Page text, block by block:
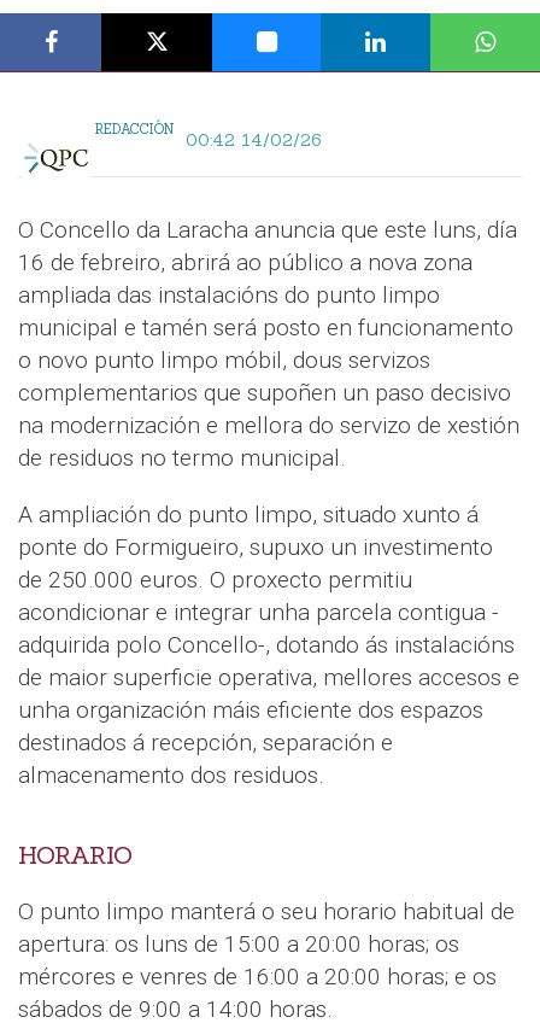
REDACCIÓN 00:42 14/02/26
O Concello da Laracha anuncia que este luns, día
16 de febreiro, abrirá ao público a nova zona
ampliada das instalacións do punto limpo
municipal e tamén será posto en funcionamento
o novo punto limpo móbil, dous servizos
complementarios que supoñen un paso decisivo
na modernización e mellora do servizo de xestión
de residuos no termo municipal.
A ampliación do punto limpo, situado xunto á
ponte do Formigueiro, supuxo un investimento
de 250.000 euros. O proxecto permitiu
acondicionar e integrar unha parcela contigua -
adquirida polo Concello-, dotando ás instalacións
de maior superficie operativa, mellores accesos e
unha organización máis eficiente dos espazos
destinados á recepción, separación e
almacenamento dos residuos.
HORARIO
O punto limpo manterá o seu horario habitual de
apertura: os luns de 15:00 a 20:00 horas; os
mércores e venres de 16:00 a 20:00 horas; e os
sábados de 9:00 a 14:00 horas.